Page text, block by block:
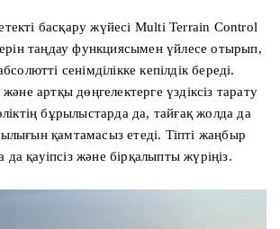
басқару жүйесі Multi Terrain Control
таңдау функциясымен үйлесе отырып,
сенімділікке кепілдік береді.
артқы дөңгелектерге үздіксіз тарату
бұрылыстарда да, тайғақ жолда да
қамтамасыз етеді. Тіпті жаңбыр
да қауіпсіз және бірқалыпты жүріңіз.